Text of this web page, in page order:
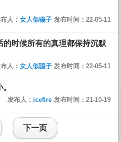
人： 女人似骗子 发布时间：22-05-11
的时候所有的真理都保持沉默
人： 女人似骗子 发布时间：22-05-11
发布人： icefire 发布时间：21-10-19
下一页